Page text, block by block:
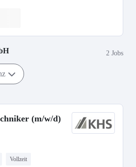
2 Jobs
(m/w/d)
Vollzeit